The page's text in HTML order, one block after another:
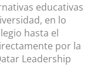
educativas
en lo
hasta el
por la
Leadership